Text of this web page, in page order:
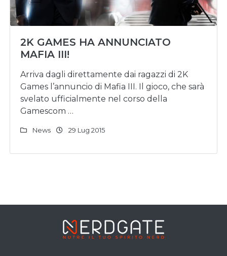
2K GAMES HA ANNUNCIATO
MAFIA III!
Arriva dagli direttamente dai ragazzi di 2K
Games l’annuncio di Mafia III. Il gioco, che sarà
svelato ufficialmente nel corso della
Gamescom …
News 29 Lug 2015